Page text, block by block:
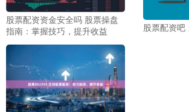
股票配资资金安全吗 股票操盘
指南：掌握技巧，提升收益
股票配资吧